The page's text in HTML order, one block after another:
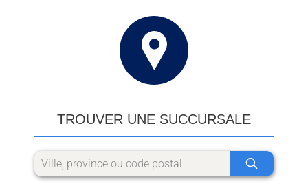
TROUVER UNE SUCCURSALE